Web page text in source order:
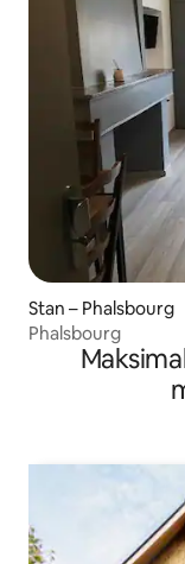
Stan – Phalsbourg
Phalsbourg